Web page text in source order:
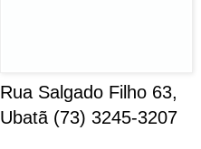
Rua Salgado Filho 63,
Ubatã (73) 3245-3207